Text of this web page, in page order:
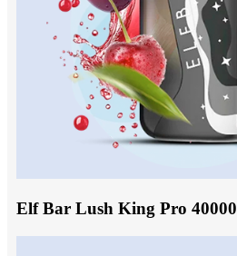
Elf Bar Lush King Pro 40000